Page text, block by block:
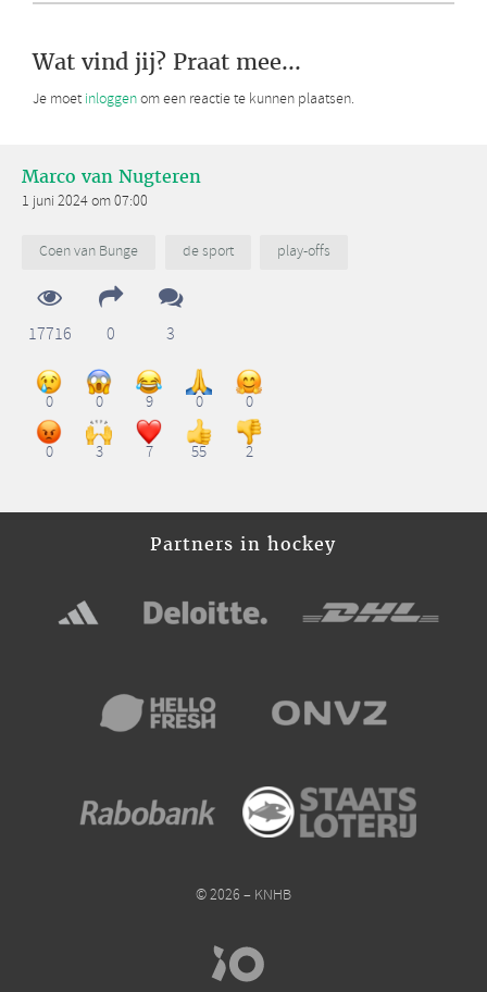
Wat vind jij? Praat mee...
Je moet inloggenom een reactie te kunnen plaatsen.
Marco van Nugteren
1 juni 2024 om 07:00
Coen van Bunge de sport play-offs
17716 0 3
0 0 9 0 0
0 3 7 55 2
Partners in hockey
© 2026 – KNHB